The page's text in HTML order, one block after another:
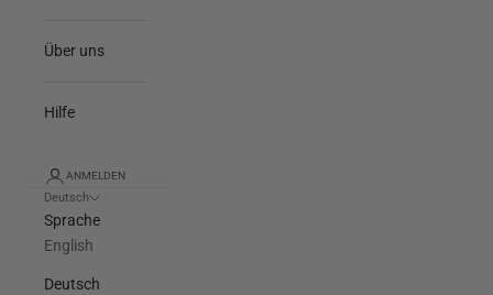
Über uns
Hilfe
ANMELDEN
Deutsch
Sprache
English
Deutsch